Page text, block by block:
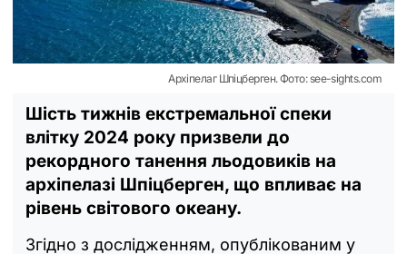
Архіпелаг Шпіцберген. Фото: see-sights.com
Шість тижнів екстремальної спеки
влітку 2024 року призвели до
рекордного танення льодовиків на
архіпелазі Шпіцберген, що впливає на
рівень світового океану.
Згідно з дослідженням, опублікованим у